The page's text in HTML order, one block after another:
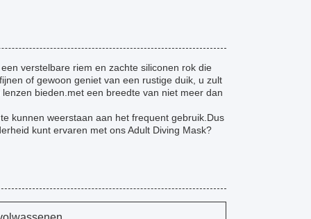
verstelbare riem en zachte siliconen rok die
of gewoon geniet van een rustige duik, u zult
bieden.met een breedte van niet meer dan
kunnen weerstaan aan het frequent gebruik.Dus
kunt ervaren met ons Adult Diving Mask?